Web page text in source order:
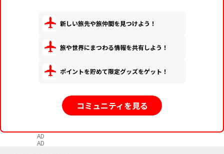
新しい旅先や旅仲間を見つけよう！
旅や世界にまつわる情報を共有しよう！
ポイントを貯めて限定グッズをゲット！
コミュニティを見る
AD
AD